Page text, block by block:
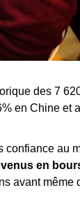
des 7
en Chine et
confiance au
en
avant même